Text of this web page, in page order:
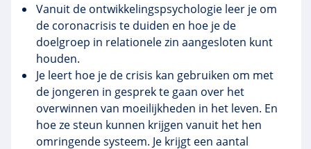
Vanuit de ontwikkelingspsychologie leer je om
de coronacrisis te duiden en hoe je de
doelgroep in relationele zin aangesloten kunt
houden.
Je leert hoe je de crisis kan gebruiken om met
de jongeren in gesprek te gaan over het
overwinnen van moeilijkheden in het leven. En
hoe ze steun kunnen krijgen vanuit het hen
omringende systeem. Je krijgt een aantal